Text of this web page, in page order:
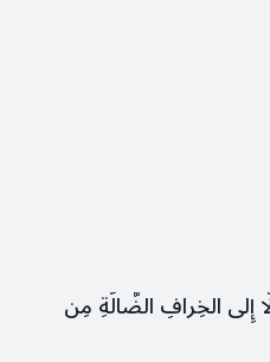
إِلى الخِرافِ الضَّالَّةِ مِن